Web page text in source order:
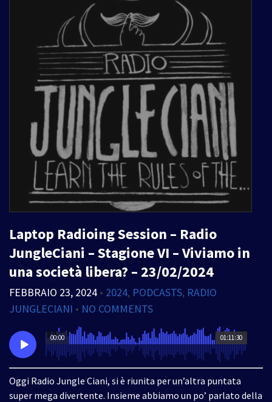
Laptop Radioing Session – Radio
JungleCiani – Stagione VI – Viviamo in
una società libera? – 23/02/2024
FEBBRAIO 23, 2024 • 2024, PODCASTS, RADIO
JUNGLECIANI • NO COMMENTS
01:11:30
00:00
Oggi Radio Jungle Ciani, si è riunita per un’altra puntata
super mega divertente. Insieme abbiamo un po’ parlato della